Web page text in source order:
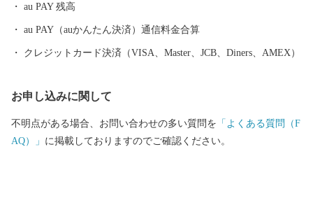
級のイベント会場として活用が期待されています。
au PAY 残高
au PAY（auかんたん決済）通信料金合算
クレジットカード決済（VISA、Master、JCB、Diners、AMEX）
お申し込みに関して
不明点がある場合、お問い合わせの多い質問を 「よくある質問（F
AQ）」 に掲載しておりますのでご確認ください。